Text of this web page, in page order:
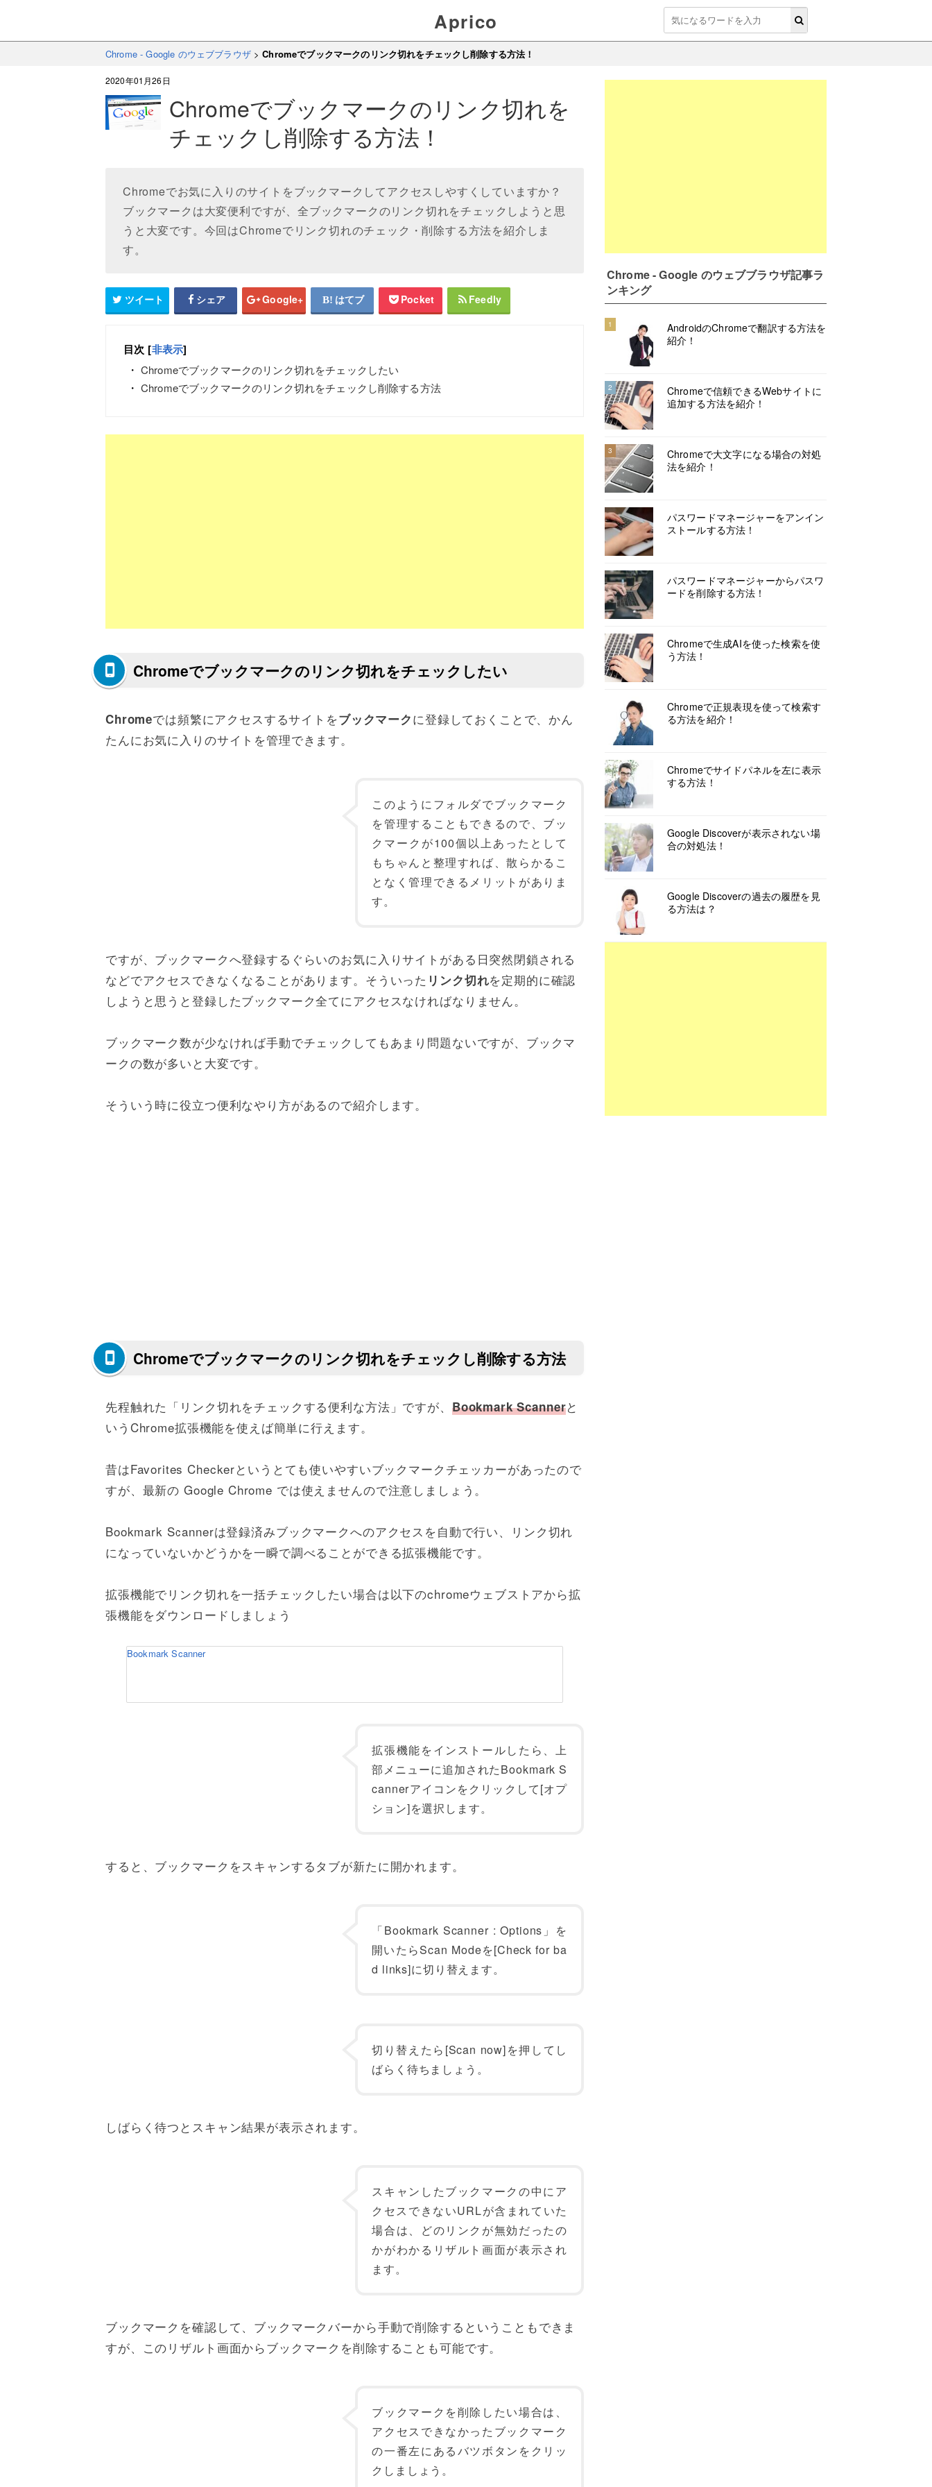
Aprico
Chrome - Google のウェブブラウザ>Chromeでブックマークのリンク切れをチェックし削除する方法！
2020年01月26日
Chromeでブックマークのリンク切れを
チェックし削除する方法！
Chromeでお気に入りのサイトをブックマークしてアクセスしやすくしていますか？
ブックマークは大変便利ですが、全ブックマークのリンク切れをチェックしようと思
うと大変です。今回はChromeでリンク切れのチェック・削除する方法を紹介しま
す。
ツイート シェア Google+ はてブ Pocket Feedly
目次 [非表示]
Chromeでブックマークのリンク切れをチェックしたい
Chromeでブックマークのリンク切れをチェックし削除する方法
Chromeでブックマークのリンク切れをチェックしたい
Chromeでは頻繁にアクセスするサイトをブックマークに登録しておくことで、かん
たんにお気に入りのサイトを管理できます。
このようにフォルダでブックマーク
を管理することもできるので、ブッ
クマークが100個以上あったとして
もちゃんと整理すれば、散らかるこ
となく管理できるメリットがありま
す。
ですが、ブックマークへ登録するぐらいのお気に入りサイトがある日突然閉鎖される
などでアクセスできなくなることがあります。そういった リンク切れを定期的に確認
しようと思うと登録したブックマーク全てにアクセスなければなりません。
ブックマーク数が少なければ手動でチェックしてもあまり問題ないですが、ブックマ
ークの数が多いと大変です。
そういう時に役立つ便利なやり方があるので紹介します。
Chromeでブックマークのリンク切れをチェックし削除する方法
先程触れた「リンク切れをチェックする便利な方法」ですが、 Bookmark Scannerと
いうChrome拡張機能を使えば簡単に行えます。
昔はFavorites Checkerというとても使いやすいブックマークチェッカーがあったので
すが、最新の Google Chrome では使えませんので注意しましょう。
Bookmark Scannerは登録済みブックマークへのアクセスを自動で行い、リンク切れ
になっていないかどうかを一瞬で調べることができる拡張機能です。
拡張機能でリンク切れを一括チェックしたい場合は以下のchromeウェブストアから拡
張機能をダウンロードしましょう
Bookmark Scanner
拡張機能をインストールしたら、上
部メニューに追加されたBookmark S
cannerアイコンをクリックして[オプ
ション]を選択します。
すると、ブックマークをスキャンするタブが新たに開かれます。
「Bookmark Scanner : Options」を
開いたらScan Modeを[Check for ba
d links]に切り替えます。
切り替えたら[Scan now]を押してし
ばらく待ちましょう。
しばらく待つとスキャン結果が表示されます。
スキャンしたブックマークの中にア
クセスできないURLが含まれていた
場合は、どのリンクが無効だったの
かがわかるリザルト画面が表示され
ます。
ブックマークを確認して、ブックマークバーから手動で削除するということもできま
すが、このリザルト画面からブックマークを削除することも可能です。
ブックマークを削除したい場合は、
アクセスできなかったブックマーク
の一番左にあるバツボタンをクリッ
クしましょう。
Chrome - Google のウェブブラウザ記事ラ
ンキング
1
AndroidのChromeで翻訳する方法を
紹介！
2
Chromeで信頼できるWebサイトに
追加する方法を紹介！
3
Chromeで大文字になる場合の対処
法を紹介！
パスワードマネージャーをアンイン
ストールする方法！
パスワードマネージャーからパスワ
ードを削除する方法！
Chromeで生成AIを使った検索を使
う方法！
Chromeで正規表現を使って検索す
る方法を紹介！
Chromeでサイドパネルを左に表示
する方法！
Google Discoverが表示されない場
合の対処法！
Google Discoverの過去の履歴を見
る方法は？